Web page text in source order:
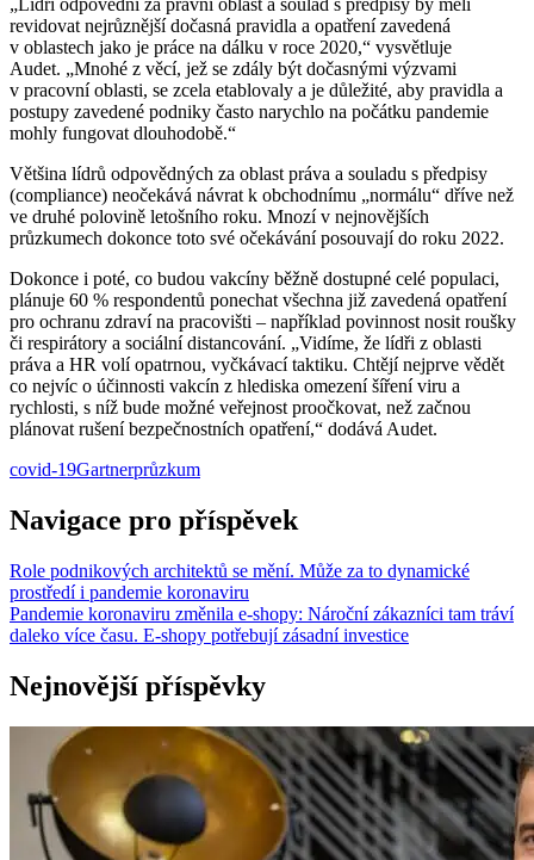
„Lídři odpovědní za právní oblast a soulad s předpisy by měli
revidovat nejrůznější dočasná pravidla a opatření zavedená
v oblastech jako je práce na dálku v roce 2020,“ vysvětluje
Audet. „Mnohé z věcí, jež se zdály být dočasnými výzvami
v pracovní oblasti, se zcela etablovaly a je důležité, aby pravidla a
postupy zavedené podniky často narychlo na počátku pandemie
mohly fungovat dlouhodobě.“
Většina lídrů odpovědných za oblast práva a souladu s předpisy
(compliance) neočekává návrat k obchodnímu „normálu“ dříve než
ve druhé polovině letošního roku. Mnozí v nejnovějších
průzkumech dokonce toto své očekávání posouvají do roku 2022.
Dokonce i poté, co budou vakcíny běžně dostupné celé populaci,
plánuje 60 % respondentů ponechat všechna již zavedená opatření
pro ochranu zdraví na pracovišti – například povinnost nosit roušky
či respirátory a sociální distancování. „Vidíme, že lídři z oblasti
práva a HR volí opatrnou, vyčkávací taktiku. Chtějí nejprve vědět
co nejvíc o účinnosti vakcín z hlediska omezení šíření viru a
rychlosti, s níž bude možné veřejnost proočkovat, než začnou
plánovat rušení bezpečnostních opatření,“ dodává Audet.
covid-19Gartnerprůzkum
Navigace pro příspěvek
Role podnikových architektů se mění. Může za to dynamické
prostředí i pandemie koronaviru
Pandemie koronaviru změnila e-shopy: Nároční zákazníci tam tráví
daleko více času. E-shopy potřebují zásadní investice
Nejnovější příspěvky